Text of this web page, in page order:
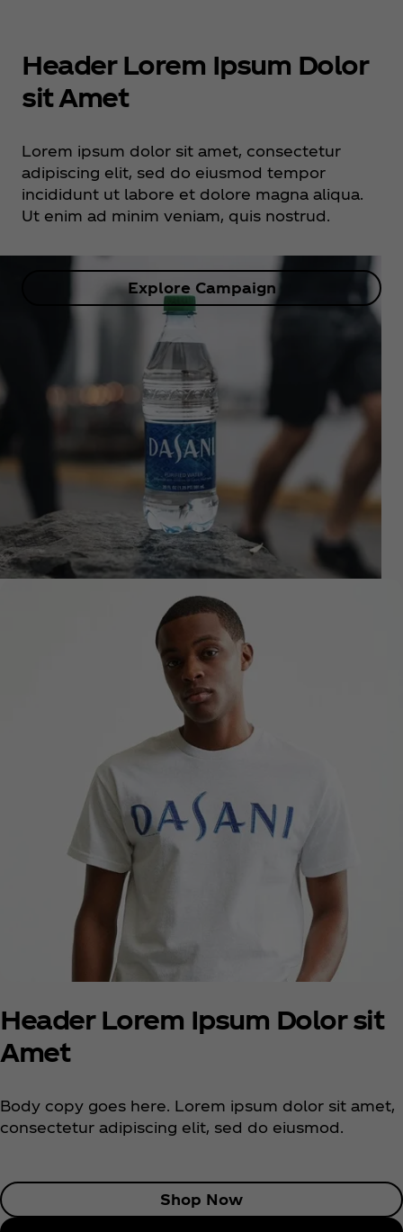
Header Lorem Ipsum Dolor
sit Amet
Lorem ipsum dolor sit amet, consectetur
adipiscing elit, sed do eiusmod tempor
incididunt ut labore et dolore magna aliqua.
Ut enim ad minim veniam, quis nostrud.
Explore Campaign
Header Lorem Ipsum Dolor sit
Amet
Body copy goes here. Lorem ipsum dolor sit amet,
consectetur adipiscing elit, sed do eiusmod.
Shop Now